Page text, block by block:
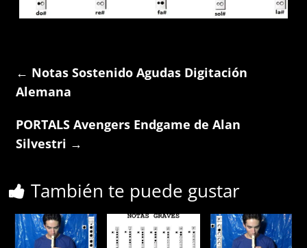
← Notas Sostenido Agudas Digitación
Alemana
PORTALS Avengers Endgame de Alan
Silvestri →
También te puede gustar